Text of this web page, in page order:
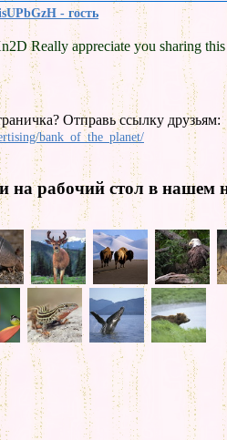
- гость
Really appreciate you sharing
Отправь ссылку друзьям:
bank_of_the_planet/
на рабочий стол в нашем